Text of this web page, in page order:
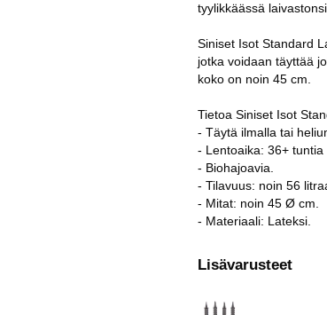
tyylikkäässä
Siniset Isot Standard
jotka voidaan täyttää
koko on noin 45 cm.
Tietoa Siniset Isot
- Täytä ilmalla tai
- Lentoaika: 36+ tuntia
- Biohajoavia.
- Tilavuus: noin 56
- Mitat: noin 45 Ø cm.
- Materiaali: Lateksi.
Lisävarusteet